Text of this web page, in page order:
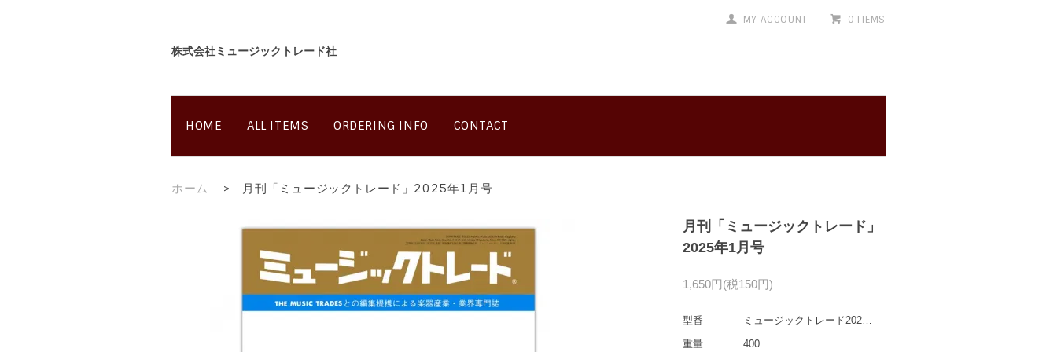
MY ACCOUNT 0 ITEMS
株式会社ミュージックトレード社
HOME ALL ITEMS ORDERING INFO CONTACT
ホーム > 月刊「ミュージックトレード」2025年1月号
月刊「ミュージックトレード」
2025年1月号
1,650円(税150円)
型番
ミュージックトレード202501
重量
400